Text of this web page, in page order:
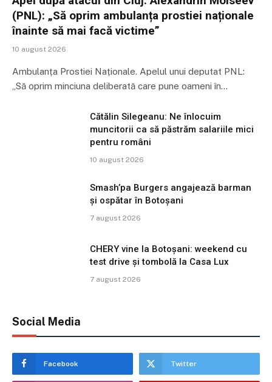
(PNL): „Să oprim ambulanța prostiei naționale
înainte să mai facă victime”
10 august 2026
Ambulanța Prostiei Naționale. Apelul unui deputat PNL:
„Să oprim minciuna deliberată care pune oameni în…
Cătălin Silegeanu: Ne înlocuim
muncitorii ca să păstrăm salariile mici
pentru români
10 august 2026
Smash’pa Burgers angajează barman
și ospătar în Botoșani
7 august 2026
CHERY vine la Botoșani: weekend cu
test drive și tombolă la Casa Lux
7 august 2026
Social Media
Facebook Twitter